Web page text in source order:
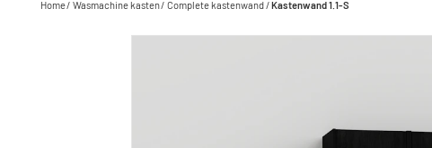
Home Wasmachine kasten Complete kastenwand Kastenwand 1.1-S